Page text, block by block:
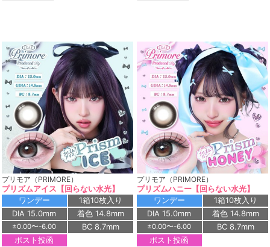
プリモア（PRIMORE）
プリズムアイス【回らない水光】
ワンデー
1箱10枚入り
DIA 15.0mm
着色 14.8mm
±0.00〜-6.00
BC 8.7mm
ポスト投函
プリモア（PRIMORE）
プリズムハニー【回らない水光】
ワンデー
1箱10枚入り
DIA 15.0mm
着色 14.8mm
±0.00〜-6.00
BC 8.7mm
ポスト投函